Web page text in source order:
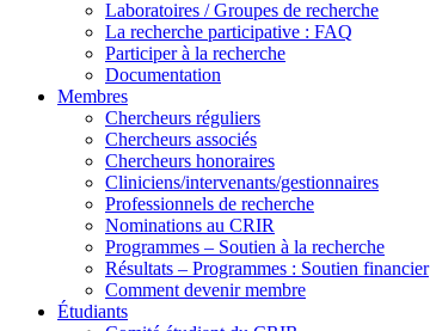
Laboratoires / Groupes de recherche
La recherche participative : FAQ
Participer à la recherche
Documentation
Membres
Chercheurs réguliers
Chercheurs associés
Chercheurs honoraires
Cliniciens/intervenants/gestionnaires
Professionnels de recherche
Nominations au CRIR
Programmes – Soutien à la recherche
Résultats – Programmes : Soutien financier
Comment devenir membre
Étudiants